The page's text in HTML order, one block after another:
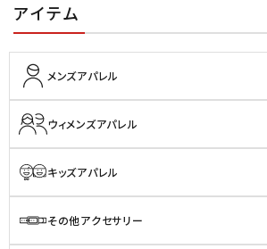
アイテム
メンズアパレル
ウィメンズアパレル
キッズアパレル
その他アクセサリー